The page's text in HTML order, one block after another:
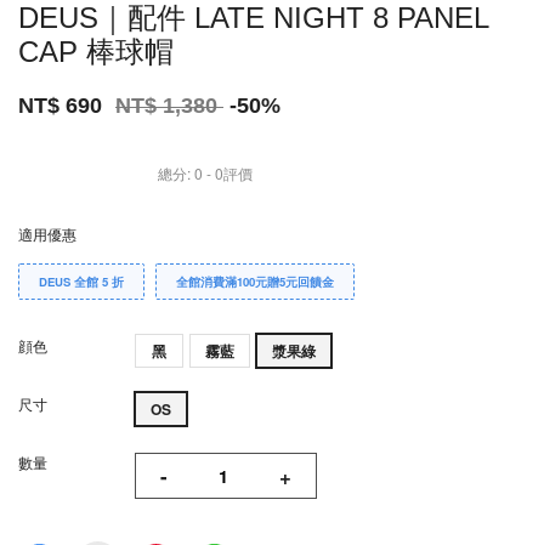
DEUS｜配件 LATE NIGHT 8 PANEL
CAP 棒球帽
NT$ 690 NT$ 1,380 -50%
總分:0 -0評價
適用優惠
DEUS 全館 5 折 全館消費滿100元贈5元回饋金
顔色 黑 霧藍 漿果綠
尺寸 OS
數量 - +